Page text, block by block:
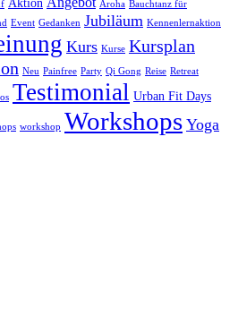
Aroha Bauchtanz für
Event Gedanken Jubiläum Kennenlernaktion
Kurs Kurse Kursplan
Neu Painfree Party Qi Gong Reise Retreat
Testimonial Urban Fit Days
workshop Workshops Yoga